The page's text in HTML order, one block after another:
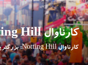
کارناوال Notting Hill
کارناوال Notting Hill: بزرگترین فستیوال خیابانی اروپا